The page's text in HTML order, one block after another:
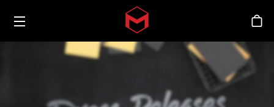
Skip to main content
Toggle menu
스